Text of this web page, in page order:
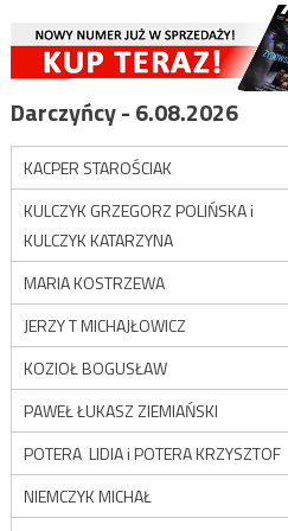
Darczyńcy - 6.08.2026
KACPER STAROŚCIAK
KULCZYK GRZEGORZ POLIŃSKA i
KULCZYK KATARZYNA
MARIA KOSTRZEWA
JERZY T MICHAJŁOWICZ
KOZIOŁ BOGUSŁAW
PAWEŁ ŁUKASZ ZIEMIAŃSKI
POTERA LIDIA i POTERA KRZYSZTOF
NIEMCZYK MICHAŁ